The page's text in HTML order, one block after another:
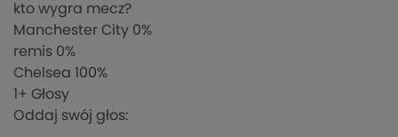
kto wygra mecz?
Manchester City 0%
remis 0%
Chelsea 100%
1 + Głosy
Oddaj swój głos: